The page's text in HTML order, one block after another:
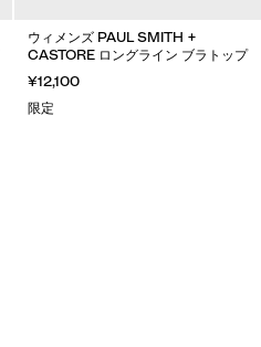
ウィメンズ PAUL SMITH +
CASTORE ロングライン ブラトップ
¥12,100
限定